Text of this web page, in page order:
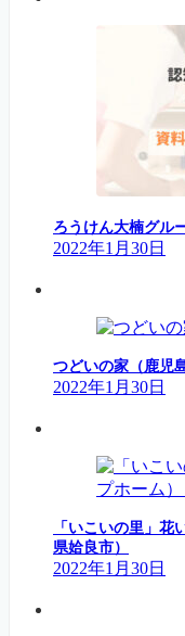
ろうけん大楠グル
2022年1月30日
つどいの家（鹿児
2022年1月30日
「いこいの里」花
県姶良市）
2022年1月30日